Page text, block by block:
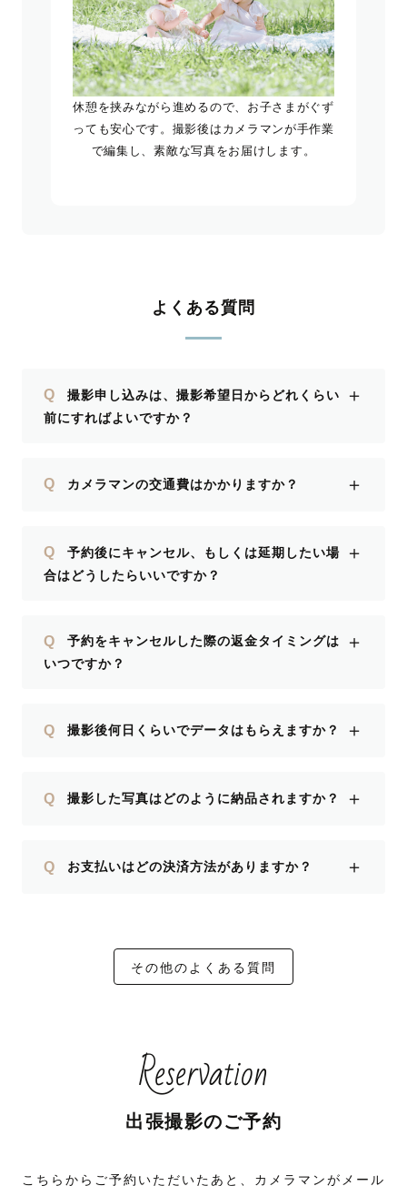
休憩を挟みながら進めるので、お子さまがぐず
っても安心です。撮影後はカメラマンが手作業
で編集し、素敵な写真をお届けします。
よくある質問
Q
撮影申し込みは、撮影希望日からどれくらい
前にすればよいですか？
＋
Q カメラマンの交通費はかかりますか？ ＋
Q
予約後にキャンセル、もしくは延期したい場
合はどうしたらいいですか？
＋
Q
予約をキャンセルした際の返金タイミングは
いつですか？
＋
Q 撮影後何日くらいでデータはもらえますか？ ＋
Q 撮影した写真はどのように納品されますか？ ＋
Q お支払いはどの決済方法がありますか？ ＋
その他のよくある質問
Reservation
出張撮影のご予約
こちらからご予約いただいたあと、カメラマンがメール